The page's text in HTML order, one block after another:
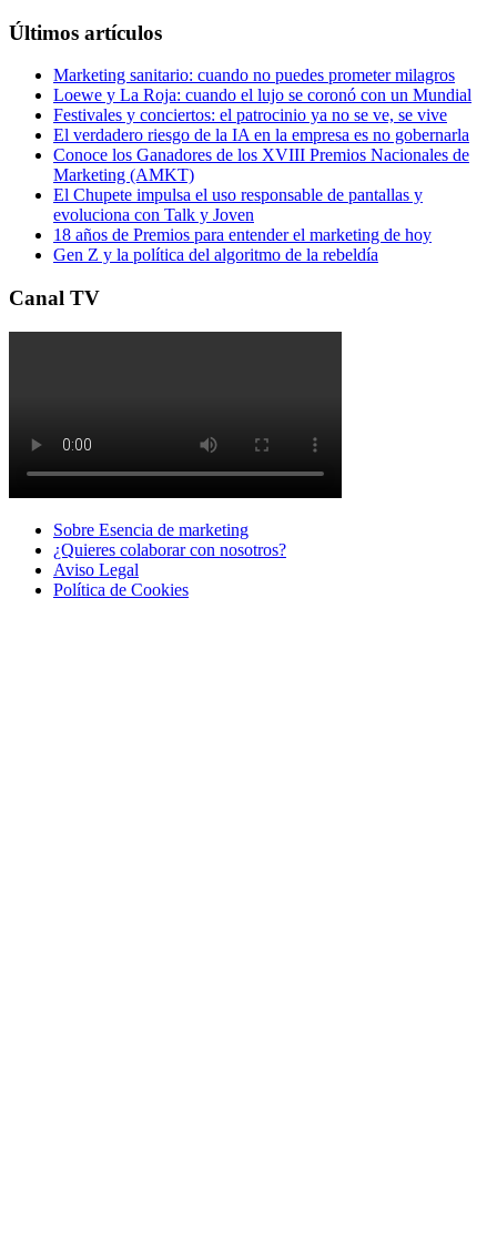
Últimos artículos
Marketing sanitario: cuando no puedes prometer milagros
Loewe y La Roja: cuando el lujo se coronó con un Mundial
Festivales y conciertos: el patrocinio ya no se ve, se vive
El verdadero riesgo de la IA en la empresa es no gobernarla
Conoce los Ganadores de los XVIII Premios Nacionales de
Marketing (AMKT)
El Chupete impulsa el uso responsable de pantallas y
evoluciona con Talk y Joven
18 años de Premios para entender el marketing de hoy
Gen Z y la política del algoritmo de la rebeldía
Canal TV
Sobre Esencia de marketing
¿Quieres colaborar con nosotros?
Aviso Legal
Polí­tica de Cookies